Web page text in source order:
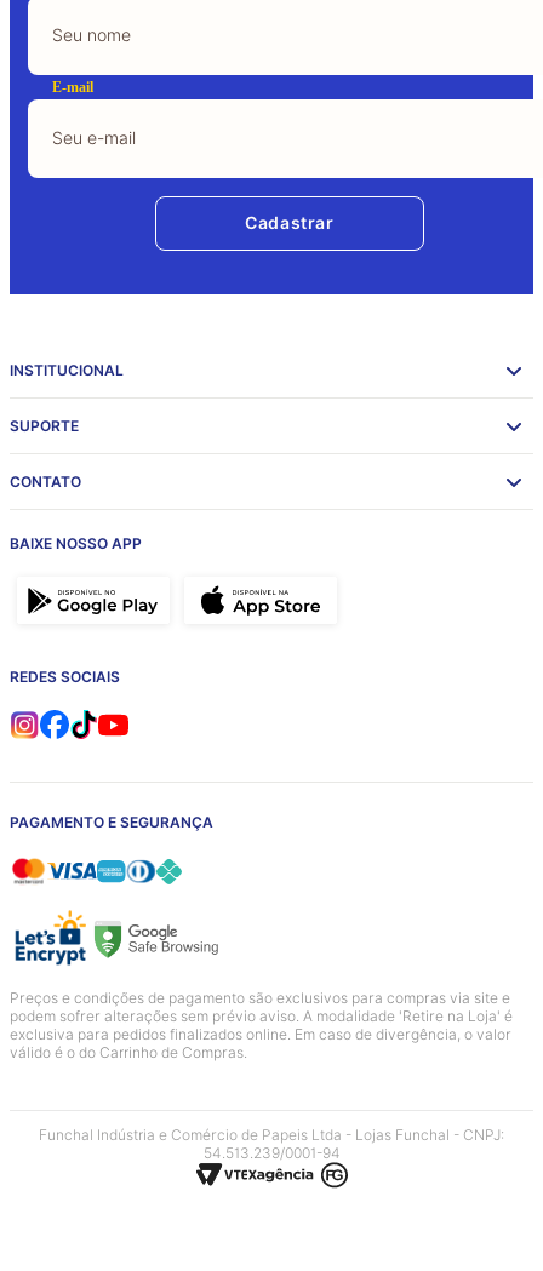
E-mail
Cadastrar
INSTITUCIONAL
SUPORTE
CONTATO
BAIXE NOSSO APP
REDES SOCIAIS
PAGAMENTO E SEGURANÇA
Preços e condições de pagamento são exclusivos para compras via site e
podem sofrer alterações sem prévio aviso. A modalidade 'Retire na Loja' é
exclusiva para pedidos finalizados online. Em caso de divergência, o valor
válido é o do Carrinho de Compras.
Funchal Indústria e Comércio de Papeis Ltda - Lojas Funchal - CNPJ:
54.513.239/0001-94